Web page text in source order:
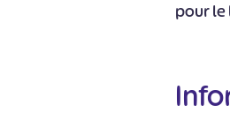
pour le